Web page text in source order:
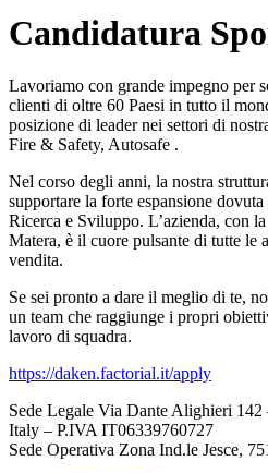
Candidatura
Lavoriamo con grande impegno per
clienti di oltre 60 Paesi in tutto il
posizione di leader nei settori di
Fire & Safety, Autosafe .
Nel corso degli anni, la nostra
supportare la forte espansione
Ricerca e Sviluppo. L’azienda, con
Matera, è il cuore pulsante di tutte le
vendita.
Se sei pronto a dare il meglio di te,
un team che raggiunge i propri
lavoro di squadra.
https://daken.factorial.it/apply
Sede Legale Via Dante Alighieri
Italy – P.IVA IT06339760727
Sede Operativa Zona Ind.le Jesce,